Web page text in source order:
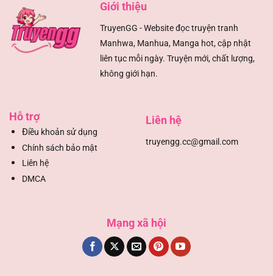
Giới thiệu
TruyenGG - Website đọc truyện tranh
Manhwa, Manhua, Manga hot, cập nhật
liên tục mỗi ngày. Truyện mới, chất lượng,
không giới hạn.
Hỗ trợ
Điều khoản sử dụng
Chính sách bảo mật
Liên hệ
DMCA
Liên hệ
truyengg.cc@gmail.com
Mạng xã hội